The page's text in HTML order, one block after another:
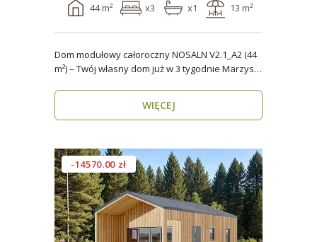
44 m² x3 x1 13 m²
Dom modułowy całoroczny NOSALN V2.1_A2 (44
m²) – Twój własny dom już w 3 tygodnie Marzysz
WIĘCEJ
-14570.00 zł